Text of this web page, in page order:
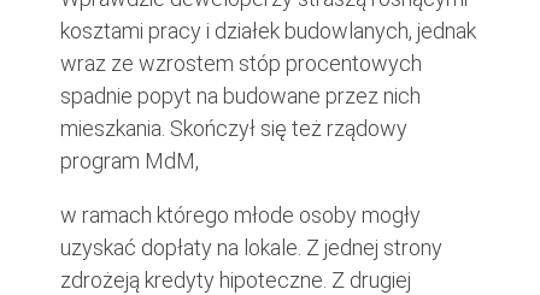
kosztami pracy i działek budowlanych, jednak
wraz ze wzrostem stóp procentowych
spadnie popyt na budowane przez nich
mieszkania. Skończył się też rządowy
program MdM,
w ramach którego młode osoby mogły
uzyskać dopłaty na lokale. Z jednej strony
zdrożeją kredyty hipoteczne. Z drugiej